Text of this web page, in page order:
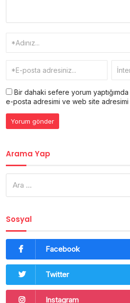
Bir dahaki sefere yorum yaptığımda
e-posta adresimi ve web site adresimi
Arama Yap
Sosyal
Facebook
Twitter
Instagram